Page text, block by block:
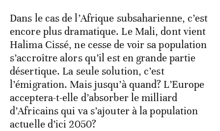
Dans le cas de l’Afrique subsaharienne, c’est
encore plus dramatique. Le Mali, dont vient
Halima Cissé, ne cesse de voir sa population
s’accroître alors qu’il est en grande partie
désertique. La seule solution, c’est
l’émigration. Mais jusqu’à quand? L’Europe
acceptera-t-elle d’absorber le milliard
d’Africains qui va s’ajouter à la population
actuelle d’ici 2050?